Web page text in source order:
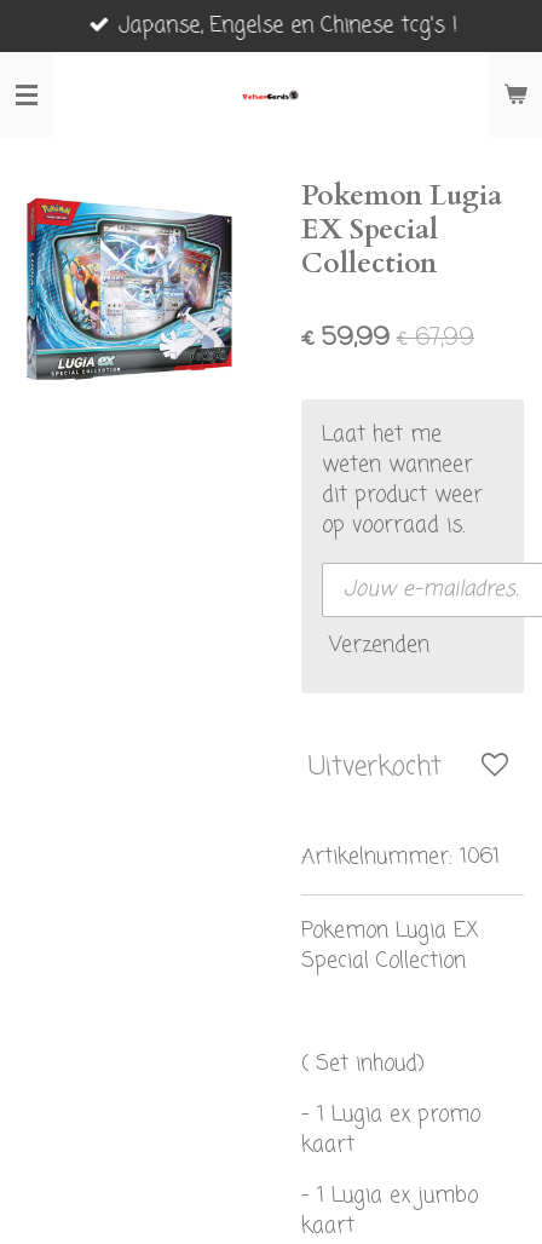
direct
naar
Japanse, Engelse en Chinese tcg's !
Pokemon Lugia
EX Special
Collection
€ 59,99 € 67,99
Laat het me
weten wanneer
dit product weer
op voorraad is.
Verzenden
Uitverkocht
Artikelnummer: 1061
Pokemon Lugia EX
Special Collection
( Set inhoud)
- 1 Lugia ex promo
kaart
- 1 Lugia ex jumbo
kaart